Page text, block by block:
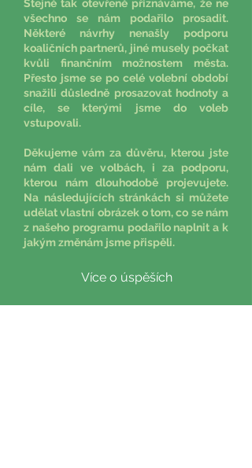
Stejně tak otevřeně přiznáváme, že ne
všechno se nám podařilo prosadit.
Některé návrhy nenašly podporu
koaličních partnerů, jiné musely počkat
kvůli finančním možnostem města.
Přesto jsme se po celé volební období
snažili důsledně prosazovat hodnoty a
cíle, se kterými jsme do voleb
vstupovali.
Děkujeme vám za důvěru, kterou jste
nám dali ve volbách, i za podporu,
kterou nám dlouhodobě projevujete.
Na následujících stránkách si můžete
udělat vlastní obrázek o tom, co se nám
z našeho programu podařilo naplnit a k
jakým změnám jsme přispěli.
Více o úspěších